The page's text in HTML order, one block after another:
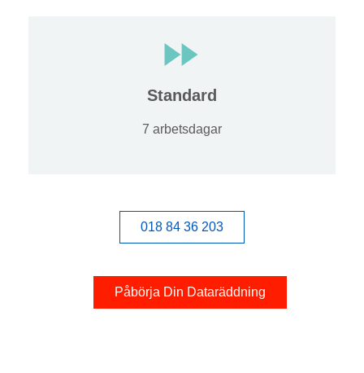
Standard
7 arbetsdagar
018 84 36 203
Påbörja Din Dataräddning